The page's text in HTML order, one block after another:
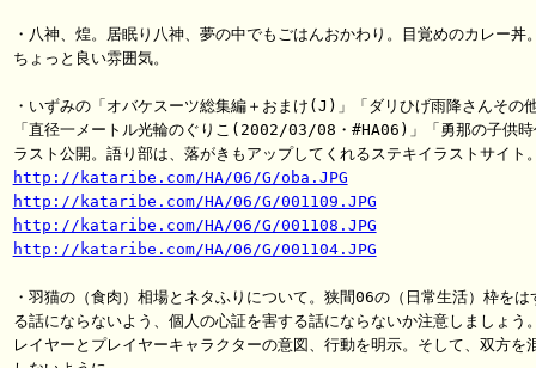
・八神、煌。居眠り八神、夢の中でもごはんおかわり。目覚めのカレー丼
ちょっと良い雰囲気。
・いずみの「オバケスーツ総集編＋おまけ(J)」「ダリひげ雨降さんそ
「直径一メートル光輪のぐりこ(2002/03/08・#HA06)」「勇那の子供時
http://kataribe.com/HA/06/G/oba.JPG
http://kataribe.com/HA/06/G/001109.JPG
http://kataribe.com/HA/06/G/001108.JPG
http://kataribe.com/HA/06/G/001104.JPG
・羽猫の（食肉）相場とネタふりについて。狭間06の（日常生活）枠をは
る話にならないよう、個人の心証を害する話にならないか注意しましょう
レイヤーとプレイヤーキャラクターの意図、行動を明示。そして、双方を